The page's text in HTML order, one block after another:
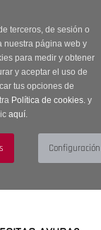
terceros, de sesión o
nuestra página web y
para medir y obtener
y aceptar el uso de
tus opciones de
Política de cookies.y
aquí.
OUTLET20